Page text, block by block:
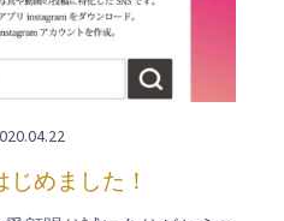
じめました！